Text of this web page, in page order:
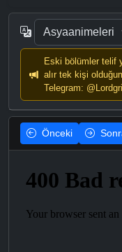
Eski bölümler telif
alır tek kişi
Telegram:
Önceki